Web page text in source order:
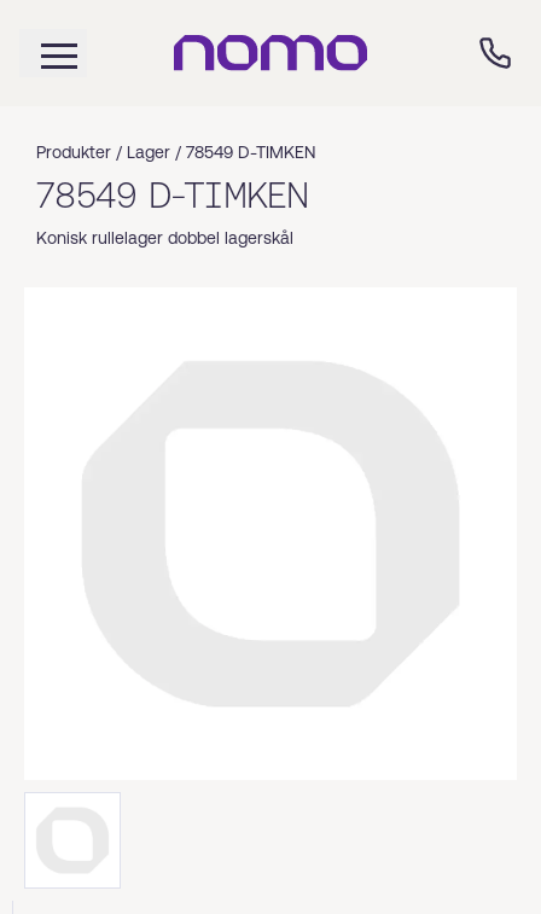
Produkter / Lager / 78549 D-TIMKEN
78549 D-TIMKEN
Konisk rullelager dobbel lagerskål